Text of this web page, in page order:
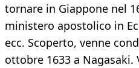
tornare in Giappone nel
ministero apostolico in
ecc. Scoperto, venne
ottobre 1633 a